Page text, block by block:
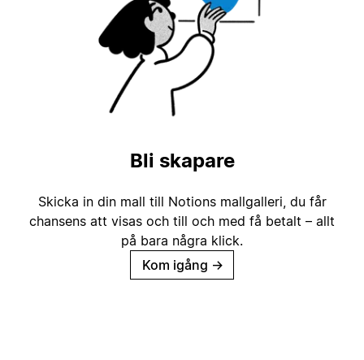
Bli skapare
Skicka in din mall till Notions mallgalleri, du får
chansens att visas och till och med få betalt – allt
på bara några klick.
Kom igång →